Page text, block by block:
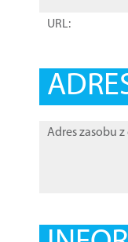
URL:
Adres zasobu